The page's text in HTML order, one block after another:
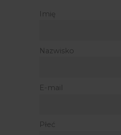
Imię
Nazwisko
E-mail
Płeć